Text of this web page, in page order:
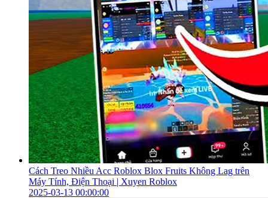
Cách Treo Nhiều Acc Roblox Blox Fruits Không Lag trên
Máy Tính, Điện Thoại | Xuyen Roblox
2025-03-13 00:00:00